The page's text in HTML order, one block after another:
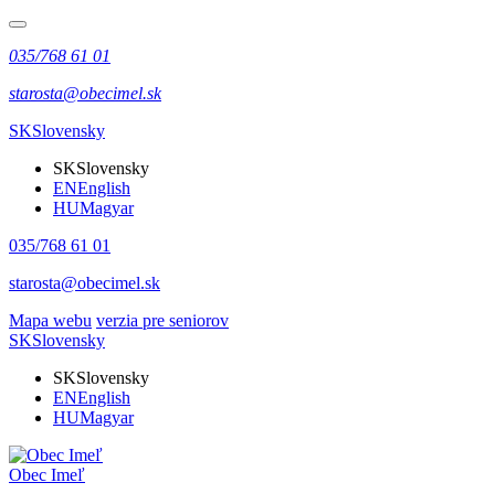
035/768 61 01
starosta@obecimel.sk
SKSlovensky
SKSlovensky
ENEnglish
HUMagyar
035/768 61 01
starosta@obecimel.sk
Mapa webu verzia pre seniorov
SKSlovensky
SKSlovensky
ENEnglish
HUMagyar
Obec Imeľ